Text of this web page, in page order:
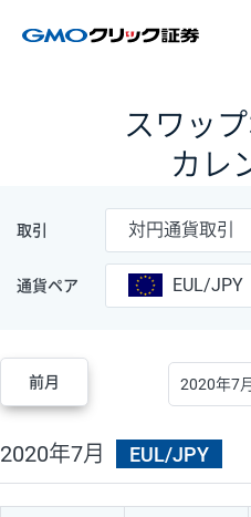
スワッ
カレ
取引 対円通貨取引
通貨ペア EUL/JPY
前月
2020年7月 EUL/JPY